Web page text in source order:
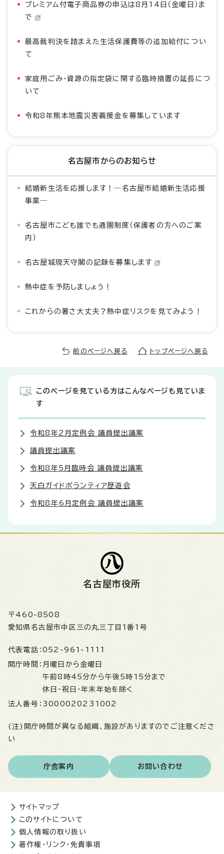
プレミアム付電子商品券の申込は8月14日（金曜日）ま
で
最高裁判決を踏まえた生活保護費等の追加給付につい
て
家庭用ごみ・資源の指定袋に関する臨時措置の延長につ
いて
令和8年熊本地震災害義援金を募集しています
名古屋市からのお知らせ
結婚新生活を応援します！―名古屋市結婚新生活応援
事業―
名古屋市こども誰でも通園制度（保護者の方へのご案
内）
名古屋城現天守閣の記録を募集します
熱中症を予防しましょう！
これからの暑さ大丈夫？熱中症リスクを見てみよう！
前のページへ戻る トップページへ戻る
このページを見ている方はこんなページも見ていま
す
令和8年2月定例会 議員提出議案
議員提出議案
令和8年5月臨時会 議員提出議案
天白ガイドボランティア歴遊会
令和8年6月定例会 議員提出議案
名古屋市役所
〒460-8508
愛知県名古屋市中区三の丸三丁目1番1号
代表電話： 052-961-1111
開庁時間： 月曜日から金曜日
午前8時45分から午後5時15分まで
休日・祝日・年末年始を除く
法人番号： 3000020231002
(注)開庁時間が異なる組織、施設がありますのでご注意くださ
い
庁舎案内 お問い合わせ
サイトマップ
このサイトについて
個人情報の取り扱い
著作権・リンク・免責事項